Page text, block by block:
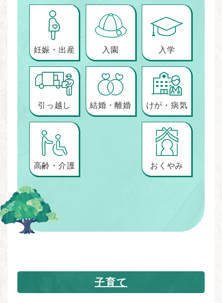
妊娠・出産 入園 入学
引っ越し 結婚・離婚 けが・病気
高齢・介護 おくやみ
子育て